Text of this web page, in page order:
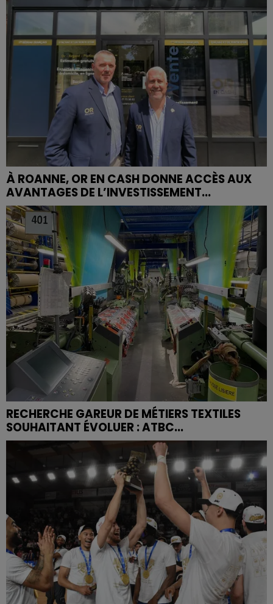
À ROANNE, OR EN CASH DONNE ACCÈS AUX
AVANTAGES DE L’INVESTISSEMENT...
RECHERCHE GAREUR DE MÉTIERS TEXTILES
SOUHAITANT ÉVOLUER : ATBC...